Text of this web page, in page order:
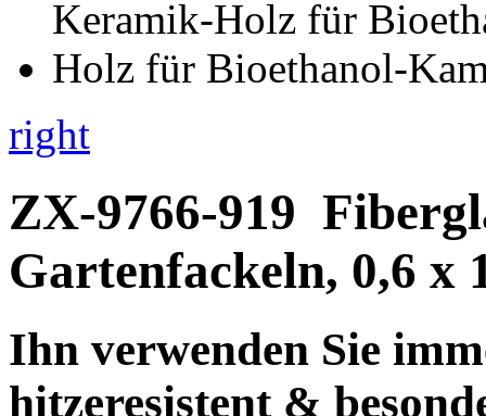
right
ZX-9766-919
Gartenfackeln, 0,6 x
Ihn verwenden Sie
hitzeresistent &